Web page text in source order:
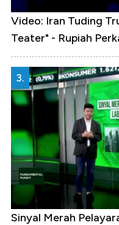
Video: Iran Tuding
Teater" - Rupiah
3.
Sinyal Merah